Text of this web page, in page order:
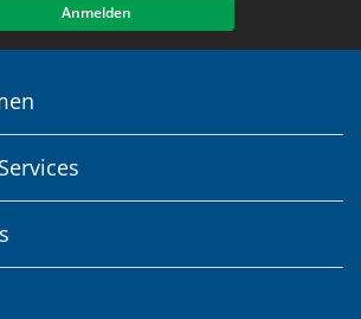
Anmelden